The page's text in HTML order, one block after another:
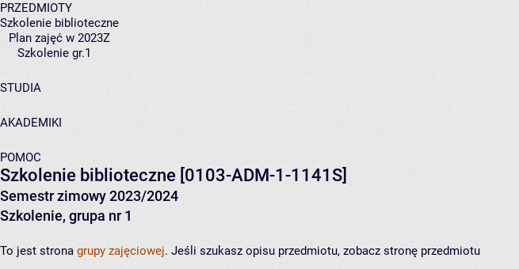
PRZEDMIOTY
Szkolenie biblioteczne
Plan zajęć w 2023Z
Szkolenie gr.1
STUDIA
AKADEMIKI
POMOC
Szkolenie biblioteczne [0103-ADM-1-1141S]
Semestr zimowy 2023/2024
Szkolenie, grupa nr 1
To jest strona grupy zajęciowej. Jeśli szukasz opisu przedmiotu, zobacz stronę przedmiotu